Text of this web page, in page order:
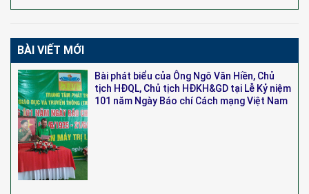
BÀI VIẾT MỚI
Bài phát biểu của Ông Ngô Văn Hiền, Chủ
tịch HĐQL, Chủ tịch HĐKH&GD tại Lễ Kỷ niệm
101 năm Ngày Báo chí Cách mạng Việt Nam